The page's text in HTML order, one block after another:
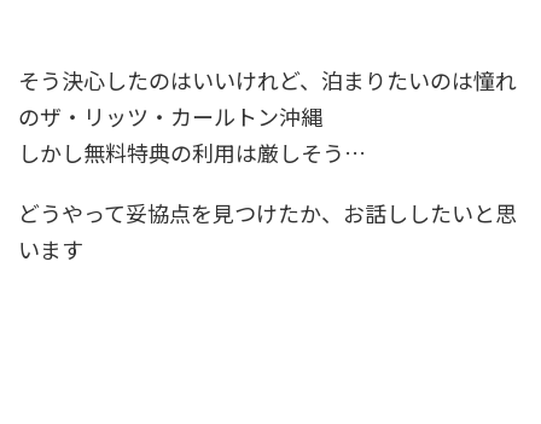
そう決心したのはいいけれど、泊まりたいのは憧れ
のザ・リッツ・カールトン沖縄
しかし無料特典の利用は厳しそう…
どうやって妥協点を見つけたか、お話ししたいと思
います